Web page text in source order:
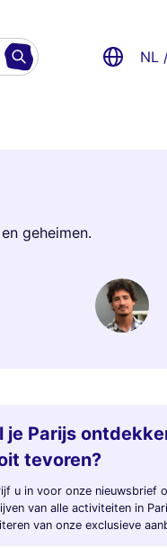
NL
geheimen.
je Parijs
tevoren?
u in voor onze nieuwsbrief
van alle activiteiten in
van onze exclusieve